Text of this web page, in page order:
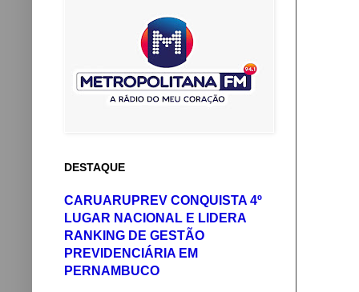
DESTAQUE
CARUARUPREV CONQUISTA 4º
LUGAR NACIONAL E LIDERA
RANKING DE GESTÃO
PREVIDENCIÁRIA EM
PERNAMBUCO